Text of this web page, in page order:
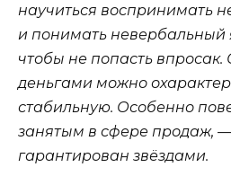
научиться воспринимать
и понимать невербальный
чтобы не попасть
деньгами можно
стабильную. Особенно
занятым в сфере продаж,
гарантирован звёздами.